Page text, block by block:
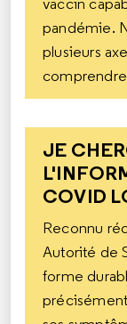
pandémie.
plusieurs
JE
COVID
Reconnu
Autorité de
forme